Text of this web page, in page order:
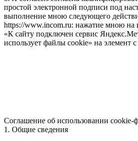
простой электронной подписи под
выполнение мною следующего
https://www.incom.ru: нажатие мною на
«К сайту подключен сервис
использует файлы cookie» на элемент
Соглашение об использовании cookie-
1. Общие сведения